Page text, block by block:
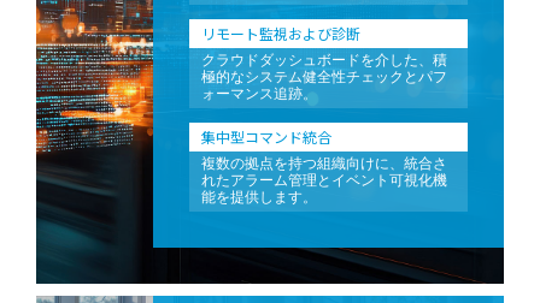
リモート監視および診断
クラウドダッシュボードを介した、積
極的なシステム健全性チェックとパフ
ォーマンス追跡。
集中型コマンド統合
複数の拠点を持つ組織向けに、統合さ
れたアラーム管理とイベント可視化機
能を提供します。